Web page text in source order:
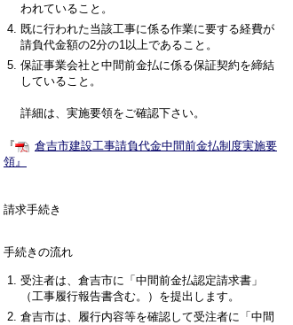
われていること。
既に行われた当該工事に係る作業に要する経費が
請負代金額の2分の1以上であること。
保証事業会社と中間前金払に係る保証契約を締結
していること。
詳細は、実施要領をご確認下さい。
『
倉吉市建設工事請負代金中間前金払制度実施要
領』
請求手続き
手続きの流れ
受注者は、倉吉市に「中間前金払認定請求書」
（工事履行報告書含む。）を提出します。
倉吉市は、履行内容等を確認して受注者に「中間